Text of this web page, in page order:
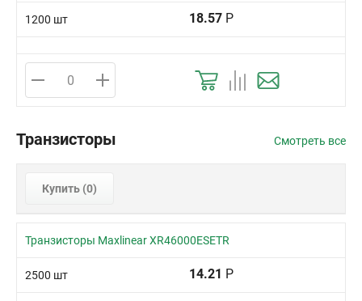
1200 шт 18.57 Р
Транзисторы Смотреть все
Купить (0)
Транзисторы Maxlinear XR46000ESETR
2500 шт 14.21 Р